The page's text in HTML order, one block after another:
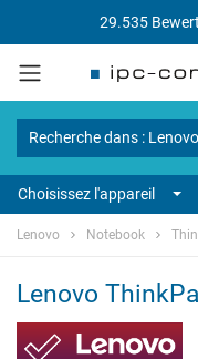
29.535
Recherche dans : Lenovo
Choisissez l'appareil
Lenovo Notebook
Lenovo